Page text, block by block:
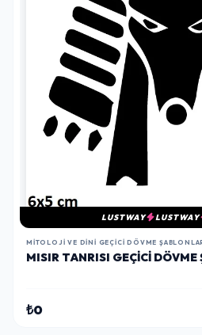
LUSTWAY LUSTWAY
MITOLOJI VE DINI GEÇICI DÖVME
MISIR TANRISI GEÇICI DÖVME
₺0